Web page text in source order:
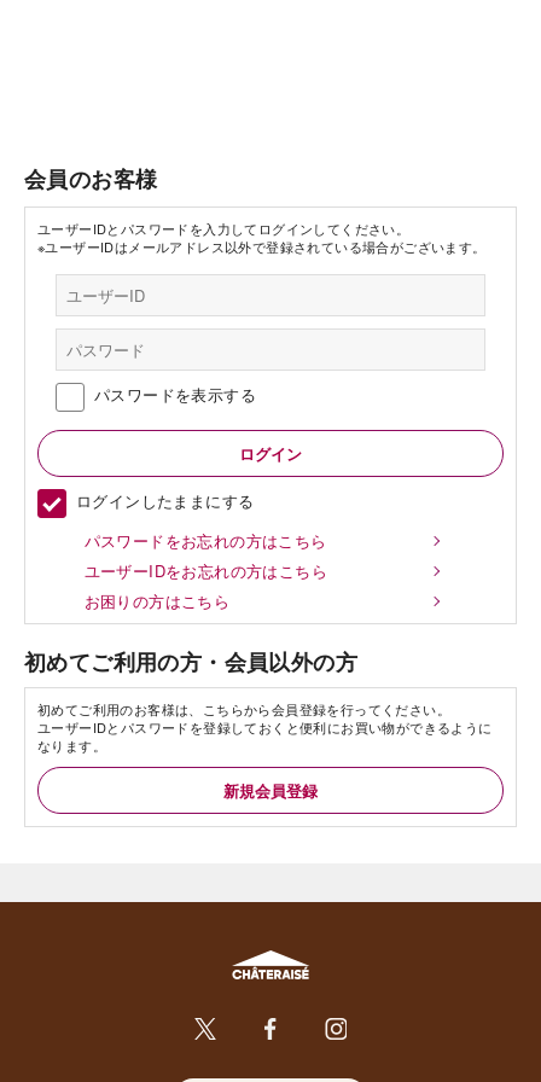
会員のお客様
ユーザーIDとパスワードを入力してログインしてください。
※ユーザーIDはメールアドレス以外で登録されている場合がございます。
パスワードを表示する
ログインしたままにする
パスワードをお忘れの方はこちら
ユーザーIDをお忘れの方はこちら
お困りの方はこちら
初めてご利用の方・会員以外の方
初めてご利用のお客様は、こちらから会員登録を行ってください。
ユーザーIDとパスワードを登録しておくと便利にお買い物ができるように
なります。